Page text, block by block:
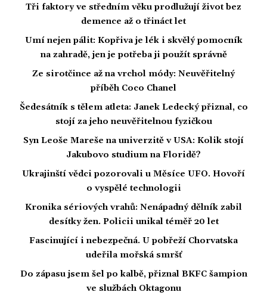
Tři faktory ve středním věku prodlužují život bez
demence až o třináct let
Umí nejen pálit: Kopřiva je lék i skvělý pomocník
na zahradě, jen je potřeba ji použít správně
Ze sirotčince až na vrchol módy: Neuvěřitelný
příběh Coco Chanel
Šedesátník s tělem atleta: Janek Ledecký přiznal, co
stojí za jeho neuvěřitelnou fyzičkou
Syn Leoše Mareše na univerzitě v USA: Kolik stojí
Jakubovo studium na Floridě?
Ukrajinští vědci pozorovali u Měsíce UFO. Hovoří
o vyspělé technologii
Kronika sériových vrahů: Nenápadný dělník zabil
desítky žen. Policii unikal téměř 20 let
Fascinující i nebezpečná. U pobřeží Chorvatska
udeřila mořská smršť
Do zápasu jsem šel po kalbě, přiznal BKFC šampion
ve službách Oktagonu